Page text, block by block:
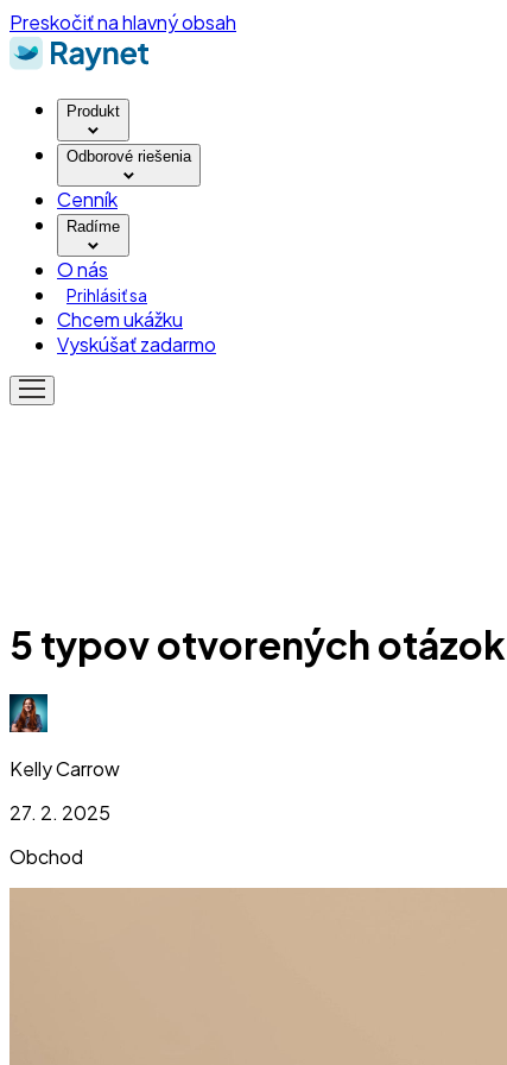
Preskočiť na hlavný obsah
Produkt
Odborové riešenia
Cenník
Radíme
O nás
Prihlásiť sa
Chcem ukážku
Vyskúšať zadarmo
5 typov otvorených
Kelly Carrow
27. 2. 2025
Obchod